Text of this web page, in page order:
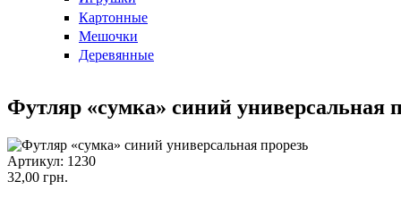
Картонные
Мешочки
Деревянные
Футляр «сумка» синий универсальная
Артикул: 1230
32,00 грн.